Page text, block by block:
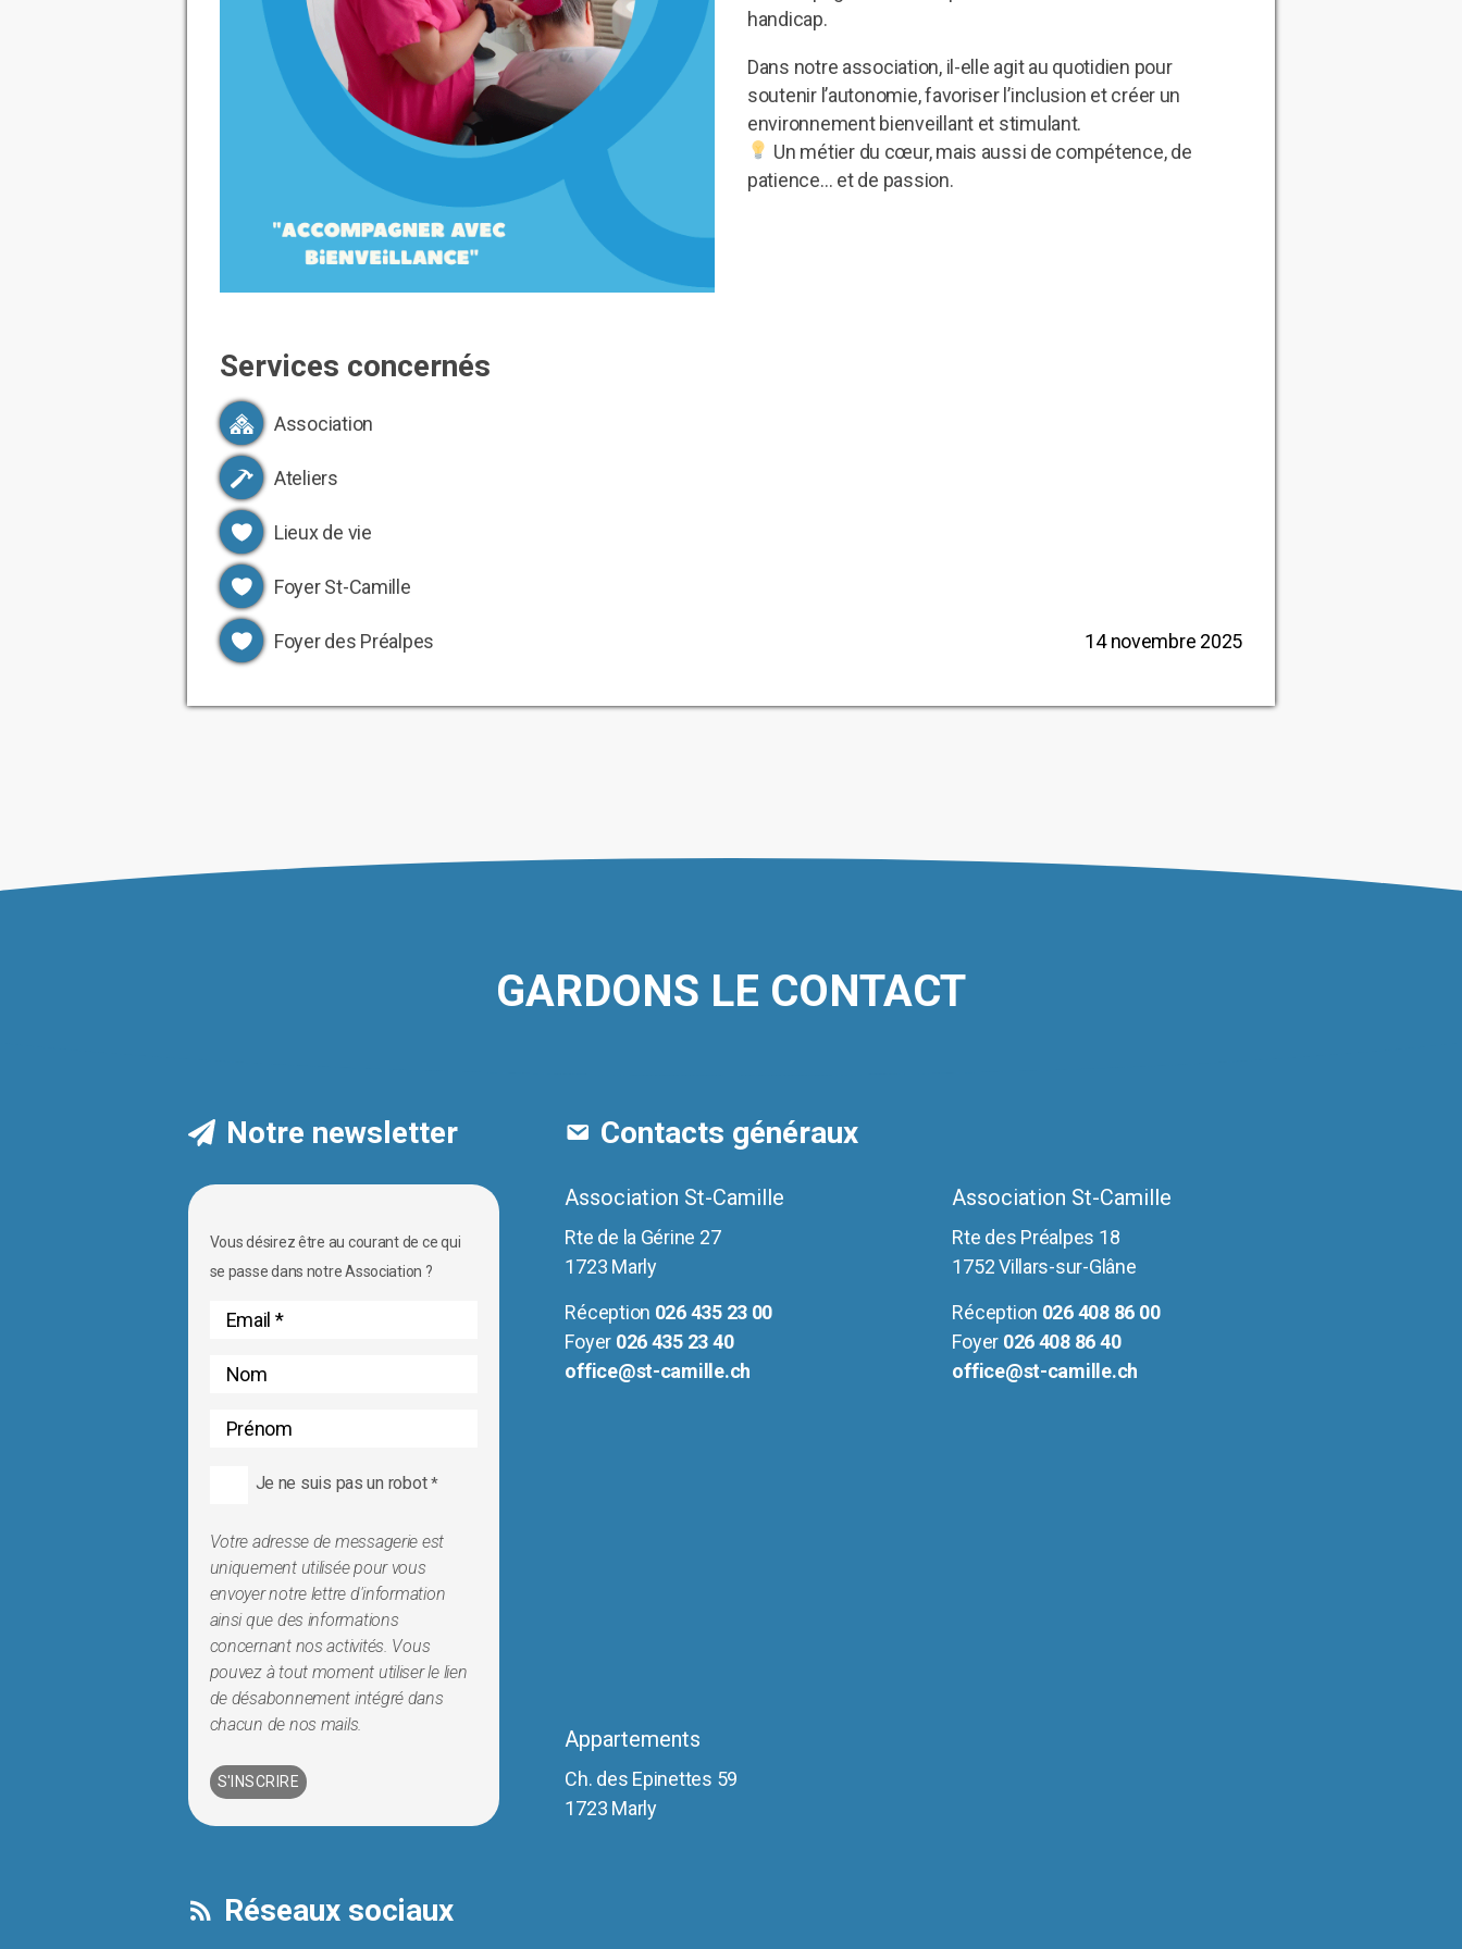
handicap.
Dans notre association, il-elle agit au quotidien pour
soutenir l’autonomie, favoriser l’inclusion et créer un
environnement bienveillant et stimulant.
Un métier du cœur, mais aussi de compétence, de
patience… et de passion.
Services concernés
Association
Ateliers
Lieux de vie
Foyer St-Camille
Foyer des Préalpes 14 novembre 2025
GARDONS LE CONTACT
Notre newsletter
Vous désirez être au courant de ce qui
se passe dans notre Association ?
Je ne suis pas un robot*
Votre adresse de messagerie est
uniquement utilisée pour vous
envoyer notre lettre d'information
ainsi que des informations
concernant nos activités. Vous
pouvez à tout moment utiliser le lien
de désabonnement intégré dans
chacun de nos mails.
Réseaux sociaux
Contacts généraux
Association St-Camille
Rte de la Gérine 27
1723 Marly
Réception 026 435 23 00
Foyer 026 435 23 40
office@st-camille.ch
Association St-Camille
Rte des Préalpes 18
1752 Villars-sur-Glâne
Réception 026 408 86 00
Foyer 026 408 86 40
office@st-camille.ch
Appartements
Ch. des Epinettes 59
1723 Marly